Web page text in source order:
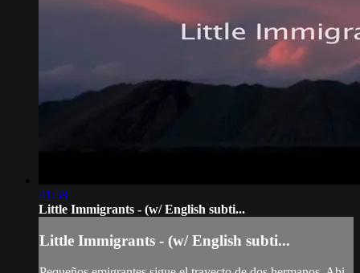
41:58
Little Immigrants - (w/ English subti...
Little Immigrants - (w/ English subti...